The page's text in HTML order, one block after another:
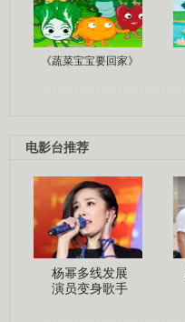
《蔬菜宝宝要回家》
电影台推荐
杨幂多线发展
演员变身歌手